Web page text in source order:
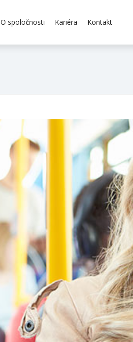
O spoločnosti Kariéra Kontakt